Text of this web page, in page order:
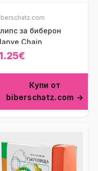
за биберон
Chain
Купи от
biberschatz.com →